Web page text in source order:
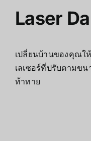
Laser
เปลี่ยนบ้านของคุณใ
เลเซอร์ที่ปรับตามข
ท้าทาย